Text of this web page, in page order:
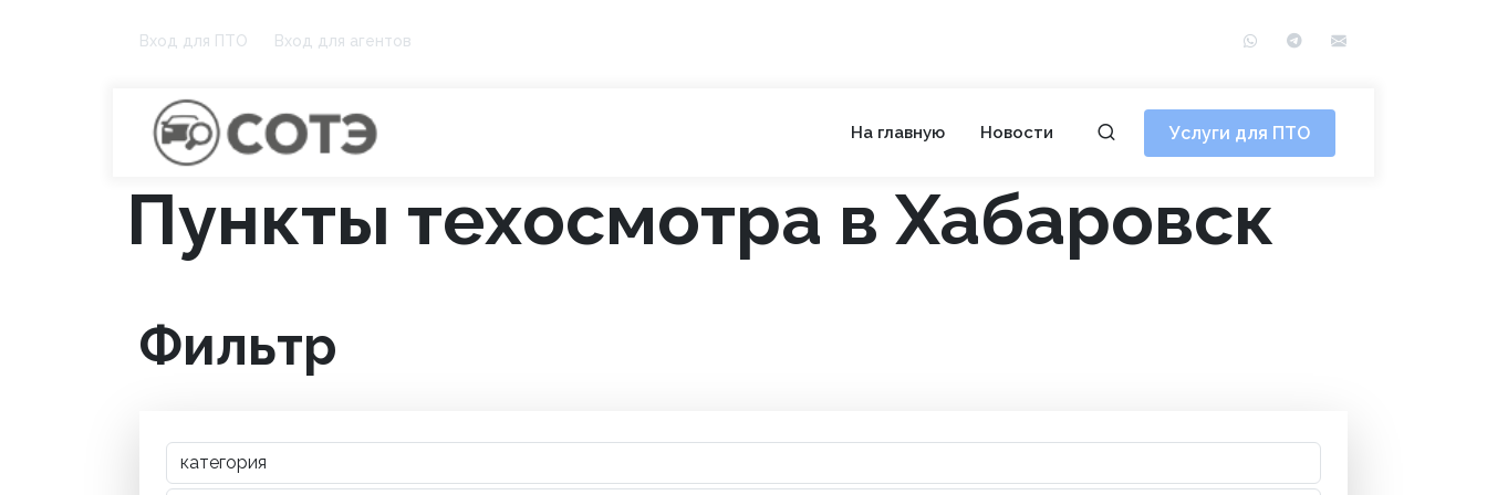
Вход для ПТО Вход для агентов WhatsAppTelegram
Услуги для ПТО
На главную Новости
Пункты техосмотра в Хабаровск
Фильтр